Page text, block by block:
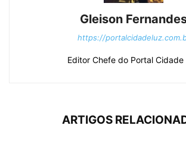
Gleison
https://
Editor Chefe do Portal Cidade
ARTIGOS